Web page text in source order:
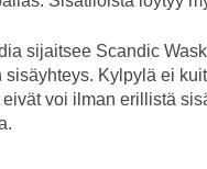
sijaitsee Scandic
sisäyhteys. Kylpylä ei
voi ilman erillistä